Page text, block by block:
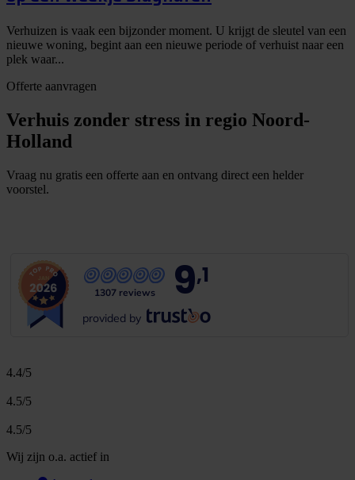
Verhuizen is vaak een bijzonder moment. U krijgt de sleutel van een
nieuwe woning, begint aan een nieuwe periode of verhuist naar een
plek waar...
Offerte aanvragen
Verhuis zonder stress in regio Noord-
Holland
Vraag nu gratis een offerte aan en ontvang direct een helder
voorstel.
1307 reviews 9,1
provided by
4.4/5
4.5/5
4.5/5
Wij zijn o.a. actief in